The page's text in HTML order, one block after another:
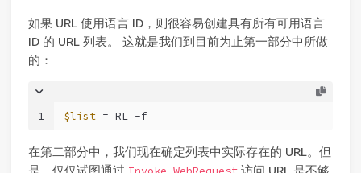
如果 URL 使用语言 ID，则很容易创建具有所有可用语言
ID 的 URL 列表。 这就是我们到目前为止第一部分中所做
的：
1 $list = RL -f
在第二部分中，我们现在确定列表中实际存在的 URL。但
是，仅仅试图通过
访问 URL 是不够